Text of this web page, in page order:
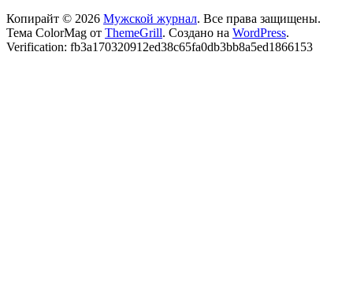
Копирайт © 2026 Мужской журнал. Все права защищены.
Тема ColorMag от ThemeGrill. Создано на WordPress.
Verification: fb3a170320912ed38c65fa0db3bb8a5ed1866153